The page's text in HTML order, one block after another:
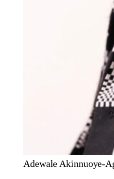
Adewale Akinnuoye-